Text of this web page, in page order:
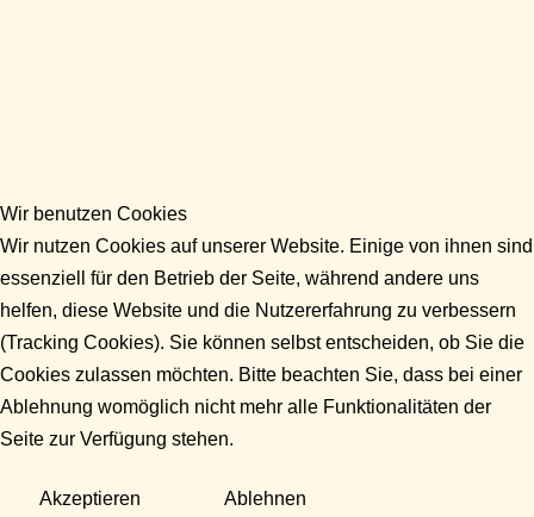
Wir benutzen Cookies
Wir nutzen Cookies auf unserer Website. Einige von ihnen sind
essenziell für den Betrieb der Seite, während andere uns
helfen, diese Website und die Nutzererfahrung zu verbessern
(Tracking Cookies). Sie können selbst entscheiden, ob Sie die
Cookies zulassen möchten. Bitte beachten Sie, dass bei einer
Ablehnung womöglich nicht mehr alle Funktionalitäten der
Seite zur Verfügung stehen.
Akzeptieren Ablehnen